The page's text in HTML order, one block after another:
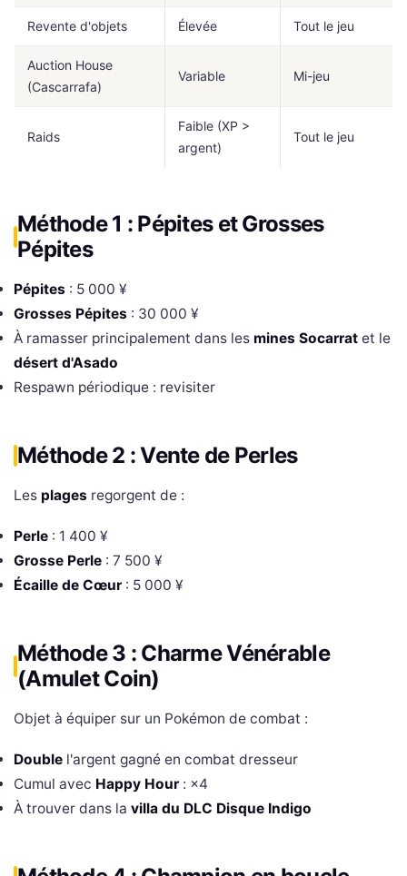
Revente d'objets Élevée Tout le jeu
Auction House
(Cascarrafa)
Variable Mi-jeu
Raids
Faible (XP >
argent)
Tout le jeu
Méthode 1 : Pépites et Grosses
Pépites
Pépites : 5 000 ¥
Grosses Pépites : 30 000 ¥
À ramasser principalement dans les mines Socarrat et le
désert d'Asado
Respawn périodique : revisiter
Méthode 2 : Vente de Perles
Les plages regorgent de :
Perle : 1 400 ¥
Grosse Perle : 7 500 ¥
Écaille de Cœur : 5 000 ¥
Méthode 3 : Charme Vénérable
(Amulet Coin)
Objet à équiper sur un Pokémon de combat :
Double l'argent gagné en combat dresseur
Cumul avec Happy Hour : ×4
À trouver dans la villa du DLC Disque Indigo